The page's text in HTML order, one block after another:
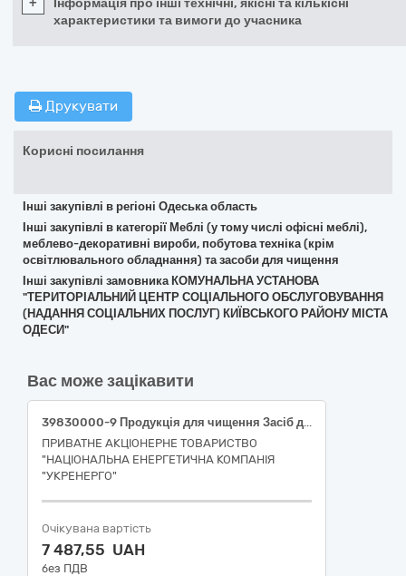
+
Інформація про інші технічні, якісні та кількісні
характеристики та вимоги до учасника
Друкувати
Корисні посилання
Інші закупівлі в регіоні Одеська область
Інші закупівлі в категорії Меблі (у тому числі офісні меблі),
меблево-декоративні вироби, побутова техніка (крім
освітлювального обладнання) та засоби для чищення
Інші закупівлі замовника КОМУНАЛЬНА УСТАНОВА
"ТЕРИТОРІАЛЬНИЙ ЦЕНТР СОЦІАЛЬНОГО ОБСЛУГОВУВАННЯ
(НАДАННЯ СОЦІАЛЬНИХ ПОСЛУГ) КИЇВСЬКОГО РАЙОНУ МІСТА
ОДЕСИ"
Вас може зацікавити
39830000-9 Продукція для чищення Засіб для чищення кавомашин (Південне ТУОМ)
ПРИВАТНЕ АКЦІОНЕРНЕ ТОВАРИСТВО
"НАЦІОНАЛЬНА ЕНЕРГЕТИЧНА КОМПАНІЯ
"УКРЕНЕРГО"
Очікувана вартість
7 487,55 UAH
без ПДВ